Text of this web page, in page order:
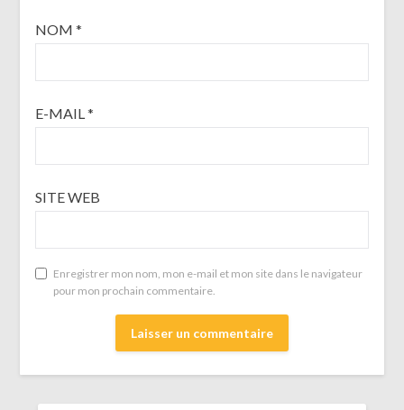
NOM *
E-MAIL*
SITE WEB
Enregistrer mon nom, mon e-mail et mon site dans le navigateur
pour mon prochain commentaire.